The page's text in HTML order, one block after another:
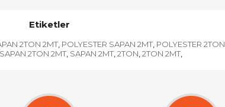
Etiketler
2TON 2MT, POLYESTER SAPAN 2MT, POLYESTER 2TON
SAPAN 2TON 2MT, SAPAN 2MT, 2TON, 2TON 2MT,